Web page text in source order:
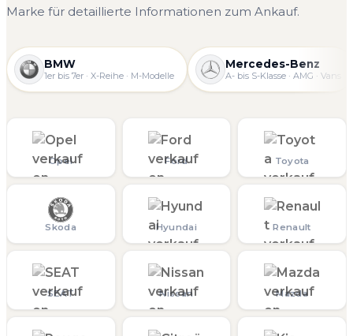
Marke für detaillierte Informationen zum Ankauf.
BMW
1er bis 7er · X-Reihe · M-Modelle
Mercedes-Benz
A- bis S-Klasse · AMG · Vans
Opel Ford Toyota
Skoda Hyundai Renault
SEAT Nissan Mazda